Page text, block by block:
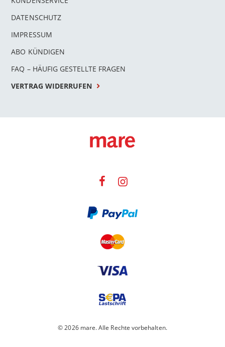
DATENSCHUTZ
IMPRESSUM
ABO KÜNDIGEN
FAQ – HÄUFIG GESTELLTE FRAGEN
VERTRAG WIDERRUFEN
© 2026 mare. Alle Rechte vorbehalten.